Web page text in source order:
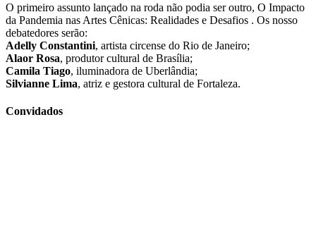
O primeiro assunto lançado na roda não podia ser outro, O Impacto
da Pandemia nas Artes Cênicas: Realidades e Desafios . Os nosso
debatedores serão:
Adelly Constantini, artista circense do Rio de Janeiro;
Alaor Rosa, produtor cultural de Brasília;
Camila Tiago, iluminadora de Uberlândia;
Silvianne Lima, atriz e gestora cultural de Fortaleza.
Convidados